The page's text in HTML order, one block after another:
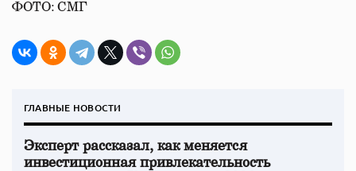
ФОТО: СМГ
ГЛАВНЫЕ НОВОСТИ
Эксперт рассказал, как меняется
инвестиционная привлекательность